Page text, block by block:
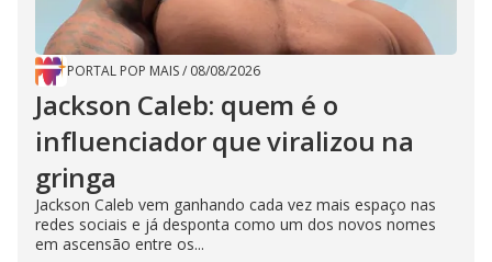
PORTAL POP MAIS/ 08/08/2026
Jackson Caleb: quem é o
influenciador que viralizou na
gringa
Jackson Caleb vem ganhando cada vez mais espaço nas
redes sociais e já desponta como um dos novos nomes
em ascensão entre os...